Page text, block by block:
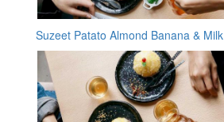
Suzeet Patato Almond Banana & Milk